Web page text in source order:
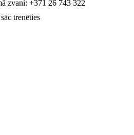
zvani: +371 26 743 322
trenēties